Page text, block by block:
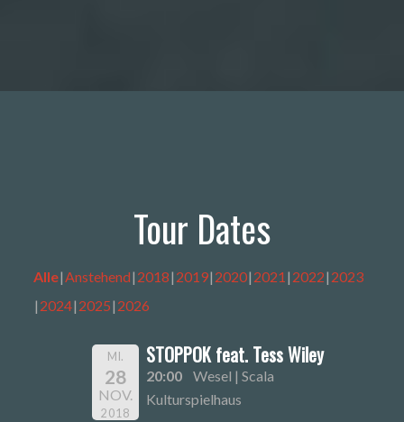
Tour Dates
Alle Anstehend 2018 2019 2020 2021 2022 2023
2024 2025 2026
MI.
28
NOV.
2018
STOPPOK feat. Tess Wiley
20:00
Wesel | Scala
Kulturspielhaus